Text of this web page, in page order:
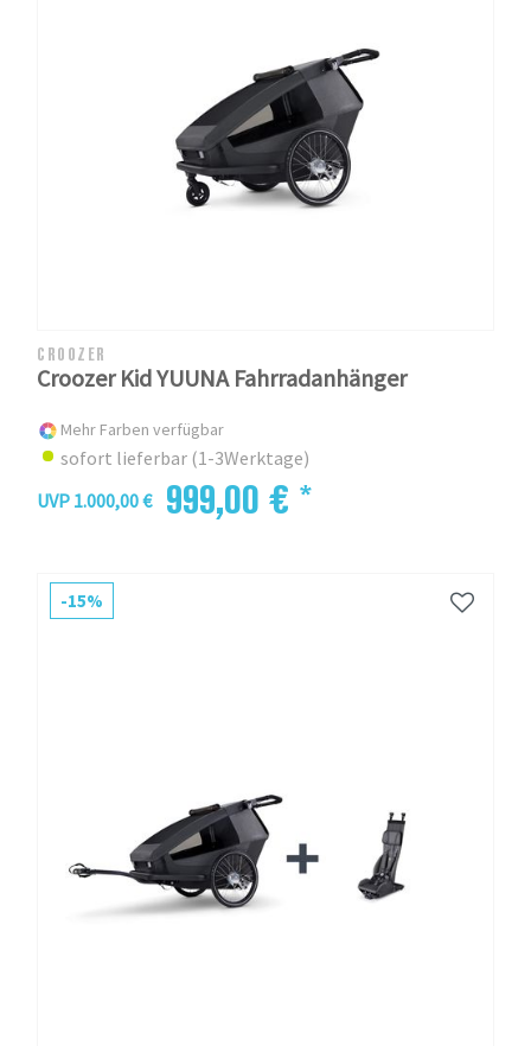
CROOZER
Croozer Kid YUUNA Fahrradanhänger
Mehr Farben verfügbar
sofort lieferbar (1-3Werktage)
UVP 1.000,00 €
999,00 € *
-15%